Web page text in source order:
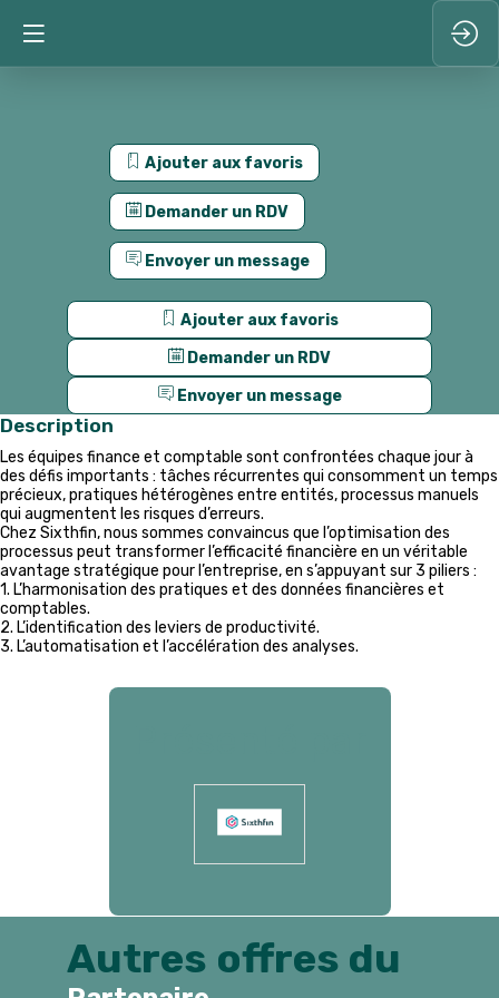
Ajouter aux favoris
Demander un RDV
Envoyer un message
Ajouter aux favoris
Demander un RDV
Envoyer un message
Description
Les équipes finance et comptable sont confrontées chaque jour à
des défis importants : tâches récurrentes qui consomment un temps
précieux, pratiques hétérogènes entre entités, processus manuels
qui augmentent les risques d’erreurs.
Chez Sixthfin, nous sommes convaincus que l’optimisation des
processus peut transformer l’efficacité financière en un véritable
avantage stratégique pour l’entreprise, en s’appuyant sur 3 piliers :
1. L’harmonisation des pratiques et des données financières et
comptables.
2. L’identification des leviers de productivité.
3. L’automatisation et l’accélération des analyses.
Autres offres du